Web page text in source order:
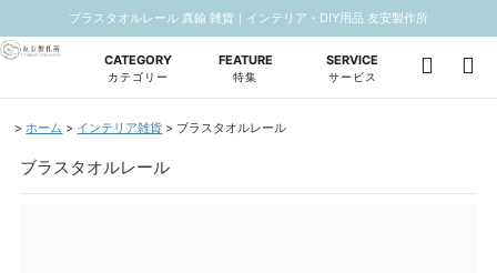
ブラスタオルレール 真鍮 雑貨｜インテリア・DIY用品 友安製作所
CATEGORY
カテゴリー
FEATURE
特集
SERVICE
サービス
ホーム インテリア雑貨 ブラスタオルレール
ブラスタオルレール